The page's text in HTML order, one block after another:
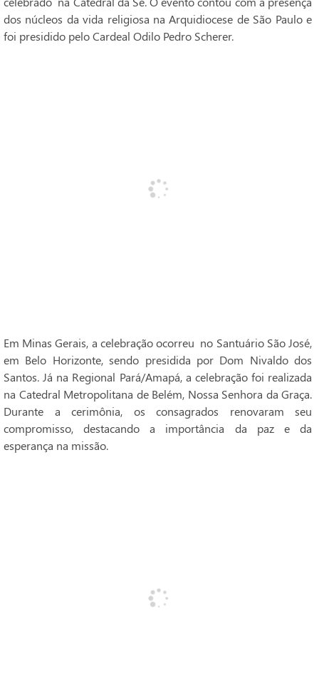
dos núcleos da vida religiosa na Arquidiocese de São Paulo e
foi presidido pelo Cardeal Odilo Pedro Scherer.
Em Minas Gerais, a celebração ocorreu no Santuário São José,
em Belo Horizonte, sendo presidida por Dom Nivaldo dos
Santos. Já na Regional Pará/Amapá, a celebração foi realizada
na Catedral Metropolitana de Belém, Nossa Senhora da Graça.
Durante a cerimônia, os consagrados renovaram seu
compromisso, destacando a importância da paz e da
esperança na missão.